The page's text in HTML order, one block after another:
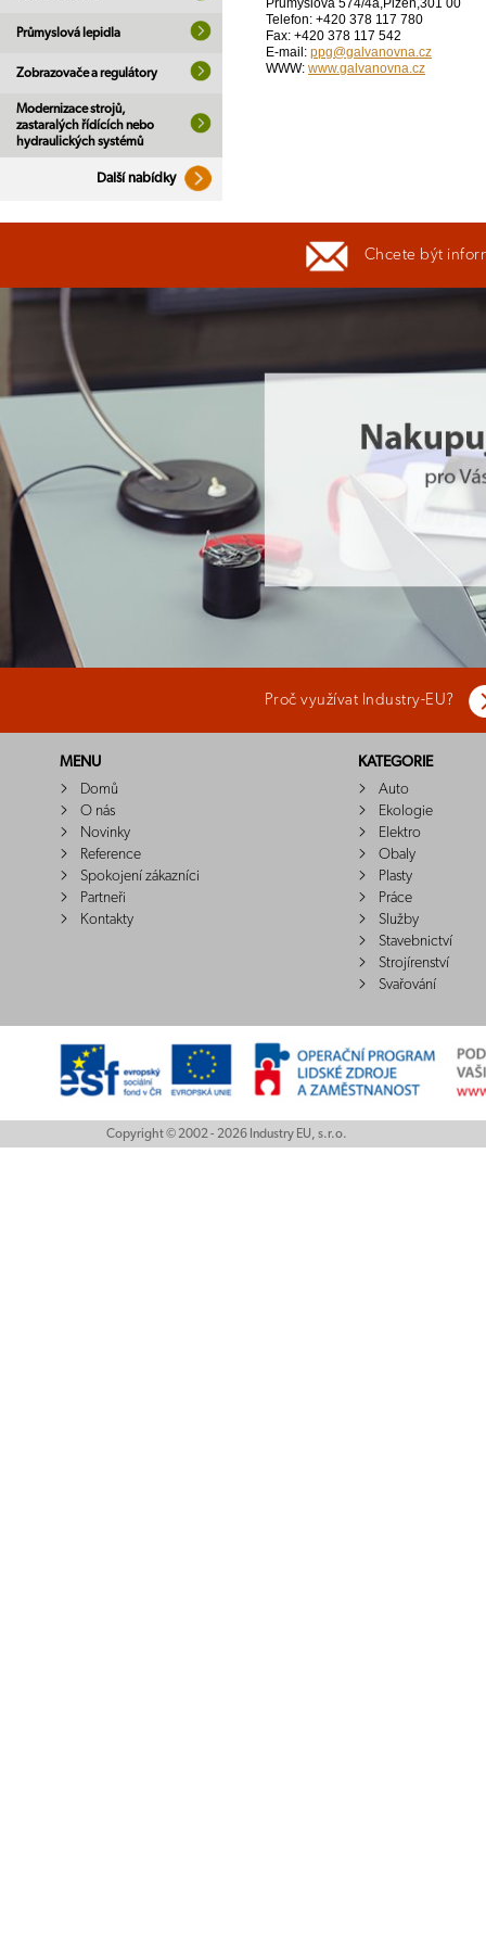
Průmyslová lepidla
Zobrazovače a regulátory
Modernizace strojů,
zastaralých řídících nebo
hydraulických systémů
Další nabídky
Průmyslová 574/4a,Plzeň,301 00
Telefon: +420 378 117 780
Fax: +420 378 117 542
E-mail: ppg@galvanovna.cz
WWW: www.galvanovna.cz
Chcete být
Proč využívat Industry-EU?
MENU
Domů
O nás
Novinky
Reference
Spokojení zákazníci
Partneři
Kontakty
KATEGORIE
Auto
Ekologie
Elektro
Obaly
Plasty
Práce
Služby
Stavebnictví
Strojírenství
Svařování
Copyright © 2002 - 2026 Industry EU, s.r.o.